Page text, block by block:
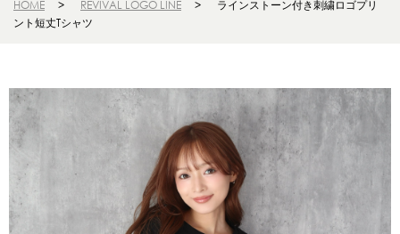
HOME > REVIVAL LOGO LINE >
ラインストーン付き刺繍ロゴプリ
ント短丈Tシャツ